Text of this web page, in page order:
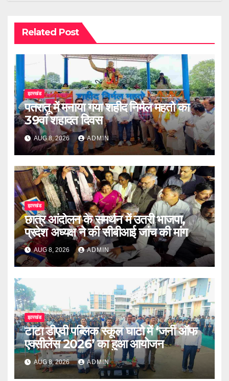
Related Post
झारखंड
पतरातू में मनाया गया शहीद निर्मल महतो का
39वां शहादत दिवस
AUG 8, 2026 ADMIN
झारखंड
छात्र आंदोलन के समर्थन में उतरी भाजपा,
प्रदेश अध्यक्ष ने की सीबीआई जांच की मांग
AUG 8, 2026 ADMIN
झारखंड
टाटा डीएवी पब्लिक स्कूल घाटो में ‘जर्नी ऑफ
एक्सीलेंस 2026’ का हुआ आयोजन
AUG 8, 2026 ADMIN